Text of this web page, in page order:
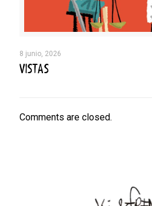
8 junio, 2026
VISTAS
Comments are closed.